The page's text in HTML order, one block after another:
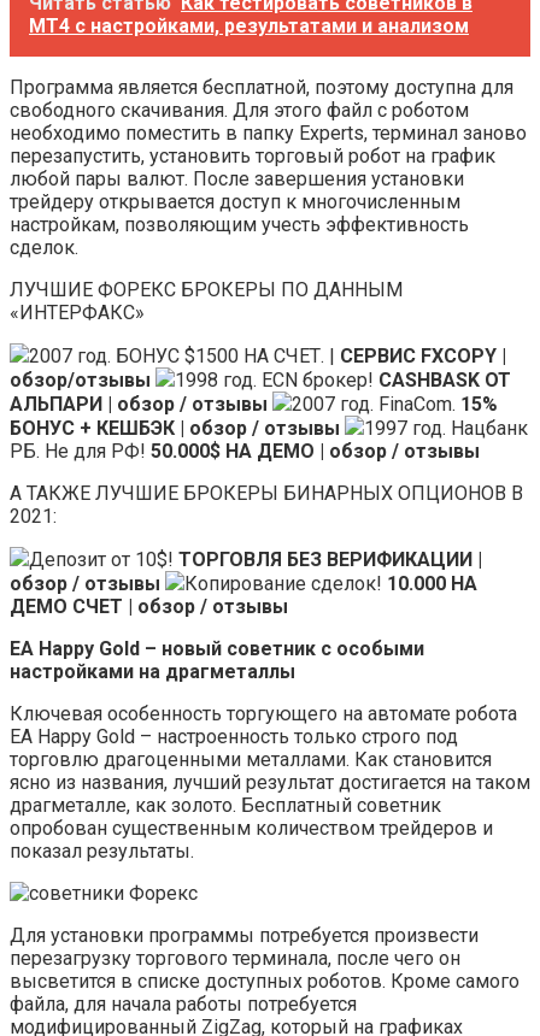
MT4 с настройками, результатами и анализом
Программа является бесплатной, поэтому доступна для
свободного скачивания. Для этого файл с роботом
необходимо поместить в папку Experts, терминал заново
перезапустить, установить торговый робот на график
любой пары валют. После завершения установки
трейдеру открывается доступ к многочисленным
настройкам, позволяющим учесть эффективность
сделок.
ЛУЧШИЕ ФОРЕКС БРОКЕРЫ ПО ДАННЫМ
«ИНТЕРФАКС»
2007 год. БОНУС $1500 НА СЧЕТ. | СЕРВИС FXCOPY |
обзор/отзывы
1998 год. ECN брокер! CASHBASK ОТ
АЛЬПАРИ | обзор / отзывы
2007 год. FinaCom. 15%
БОНУС + КЕШБЭК | обзор / отзывы
1997 год. Нацбанк
РБ. Не для РФ! 50.000$ НА ДЕМО | обзор / отзывы
А ТАКЖЕ ЛУЧШИЕ БРОКЕРЫ БИНАРНЫХ ОПЦИОНОВ В
2021:
Депозит от 10$! ТОРГОВЛЯ БЕЗ ВЕРИФИКАЦИИ |
обзор / отзывы
Копирование сделок! 10.000 НА
ДЕМО СЧЕТ | обзор / отзывы
EA Happy Gold – новый советник с особыми
настройками на драгметаллы
Ключевая особенность торгующего на автомате робота
EA Happy Gold – настроенность только строго под
торговлю драгоценными металлами. Как становится
ясно из названия, лучший результат достигается на таком
драгметалле, как золото. Бесплатный советник
опробован существенным количеством трейдеров и
показал результаты.
Для установки программы потребуется произвести
перезагрузку торгового терминала, после чего он
высветится в списке доступных роботов. Кроме самого
файла, для начала работы потребуется
модифицированный ZigZag, который на графиках